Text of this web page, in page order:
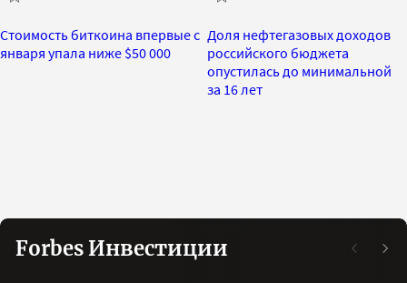
Стоимость биткоина впервые с
января упала ниже $50 000
Доля нефтегазовых доходов
российского бюджета
опустилась до минимальной
за 16 лет
Forbes Инвестиции